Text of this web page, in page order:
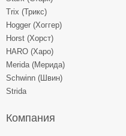
Trix (Трикс)
Hogger (Хоггер)
Horst (Хорст)
HARO (Харо)
Merida (Мерида)
Schwinn (Швин)
Strida
Компания